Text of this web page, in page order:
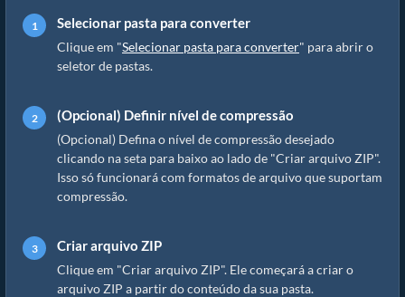
Selecionar pasta para converter
Clique em "Selecionar pasta para converter" para abrir o
seletor de pastas.
(Opcional) Definir nível de compressão
(Opcional) Defina o nível de compressão desejado
clicando na seta para baixo ao lado de "Criar arquivo ZIP".
Isso só funcionará com formatos de arquivo que suportam
compressão.
Criar arquivo ZIP
Clique em "Criar arquivo ZIP". Ele começará a criar o
arquivo ZIP a partir do conteúdo da sua pasta.